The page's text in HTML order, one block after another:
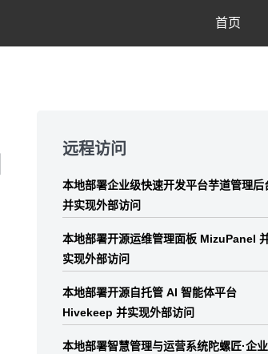
首页
footer
远程访问
本地部署企业级快速开发平台芋道管理后
并实现外部访问
本地部署开源运维管理面板 MizuPanel
实现外部访问
本地部署开源自托管 AI 智能体平台
Hivekeep 并实现外部访问
本地部署智慧管理与运营系统陀螺匠·企业